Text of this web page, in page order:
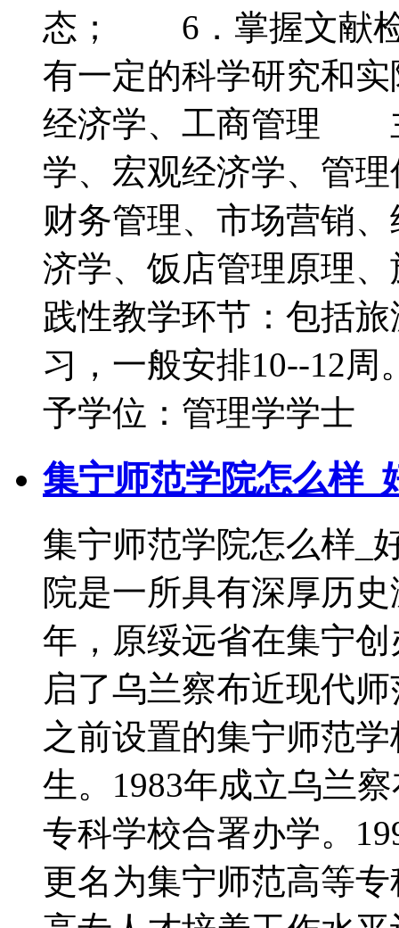
态； 6．掌握文献检
有一定的科学研究和
经济学、工商管理
学、宏观经济学、管
财务管理、市场营销
济学、饭店管理原理
践性教学环节：包括
习，一般安排10--
予学位：管理学学士
集宁师范学院怎么样_
集宁师范学院怎么样
院是一所具有深厚历
年，原绥远省在集宁
启了乌兰察布近现代
之前设置的集宁师范
生。1983年成立乌兰
专科学校合署办学。
更名为集宁师范高等